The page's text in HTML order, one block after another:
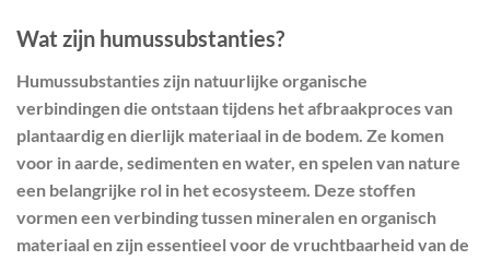
Wat zijn humussubstanties?
Humussubstanties zijn natuurlijke organische
verbindingen die ontstaan tijdens het afbraakproces van
plantaardig en dierlijk materiaal in de bodem. Ze komen
voor in aarde, sedimenten en water, en spelen van nature
een belangrijke rol in het ecosysteem. Deze stoffen
vormen een verbinding tussen mineralen en organisch
materiaal en zijn essentieel voor de vruchtbaarheid van de